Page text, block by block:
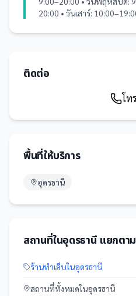
20:00 • วันเสาร์:
ติดต่อ
โท
พื้นที่ให้บริการ
อุดรธานี
สถานที่ในอุดรธานีแยกตา
ร้านทำเล็บในอุดรธานี
สถานที่ทั้งหมดในอุดรธานี